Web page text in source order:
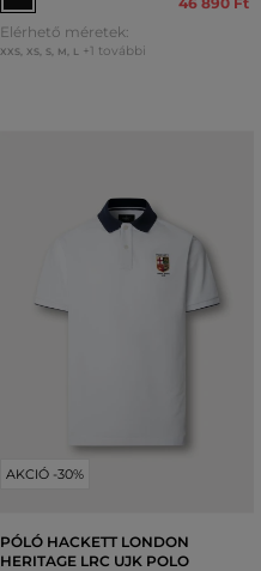
Elérhető méretek:
XXS, XS, S, M L +1 további
AKCIÓ -30%
PÓLÓ HACKETT LONDON
HERITAGE LRC UJK POLO